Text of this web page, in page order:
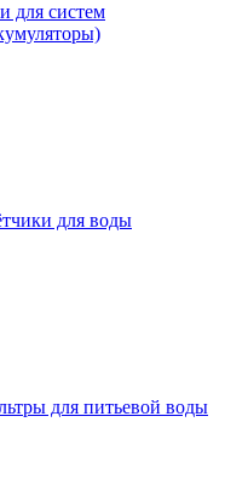
для систем
для воды
для питьевой воды